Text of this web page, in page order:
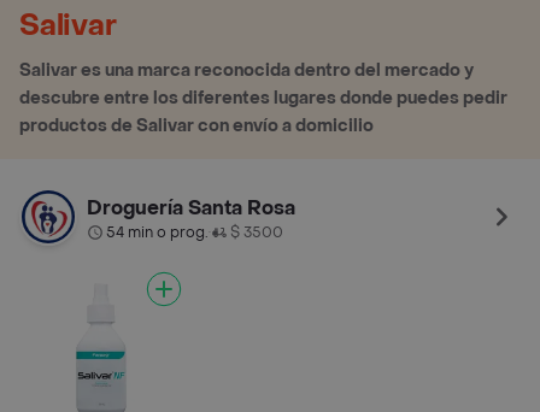
Salivar
Salivar es una marca reconocida dentro del mercado y
descubre entre los diferentes lugares donde puedes pedir
productos de Salivar con envío a domicilio
Droguería Santa Rosa
54 min o prog.• $ 3500